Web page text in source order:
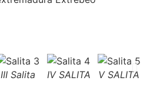
III Salita IV SALITA V SALITA